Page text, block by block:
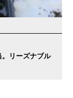
。リーズナブル